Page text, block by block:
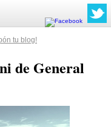
tu blog!
de General